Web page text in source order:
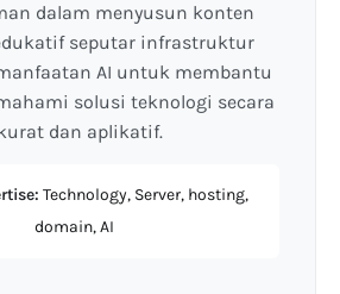
dalam menyusun konten
seputar infrastruktur
AI untuk membantu
solusi teknologi secara
dan aplikatif.
Technology, Server, hosting,
domain, AI